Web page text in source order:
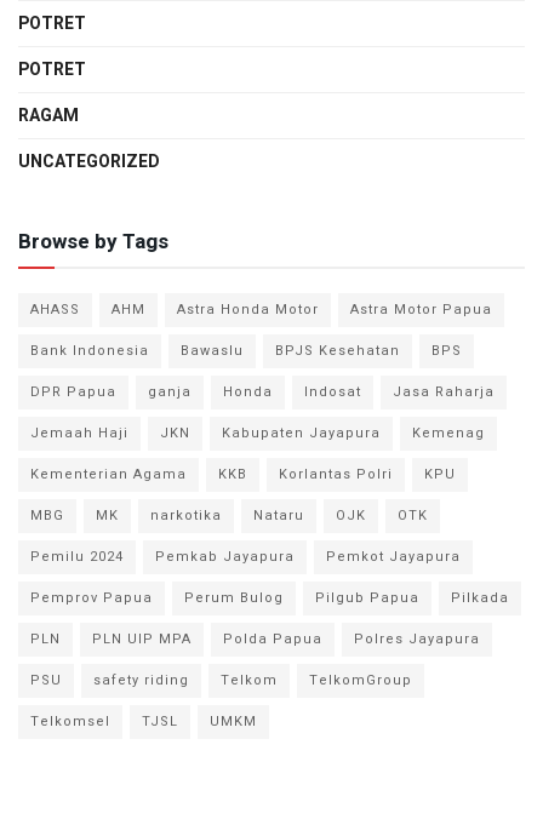
POTRET
POTRET
RAGAM
UNCATEGORIZED
Browse by Tags
AHASS AHM Astra Honda Motor
Astra Motor Papua
Bank Indonesia
Bawaslu BPJS Kesehatan
BPS
DPR Papua
ganja Honda Indosat
Jasa Raharja
Jemaah Haji
JKN Kabupaten Jayapura
Kemenag
Kementerian Agama
KKB Korlantas Polri
KPU
MBG
MK narkotika Nataru OJK
OTK
Pemilu 2024
Pemkab Jayapura
Pemkot Jayapura
Pemprov Papua
Perum Bulog Pilgub Papua
Pilkada
PLN
PLN UIP MPA Polda Papua
Polres Jayapura
PSU
safety riding Telkom
TelkomGroup
Telkomsel
TJSL UMKM